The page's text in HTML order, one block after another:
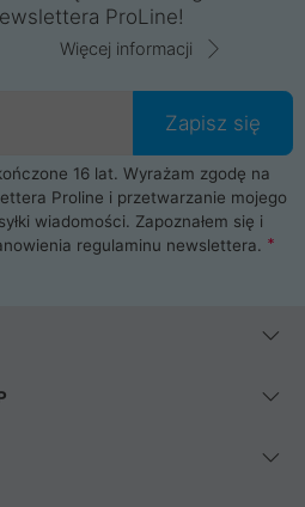
na terenie kraju. Cała
ProLine jest
zakup notebooka albo laptopa w
i pełne bezpieczeństwo.
i części komputerowe
płyty główne, pamięci,
pracownicy pomogą Ci wybrać
oraz obudowę do komputera.
najlepsze na rynku
jak Xiaomi, Apple, Samsung i
już to wszystko, możesz
ProLine!
Więcej informacji
Zapisz się
16 lat. Wyrażam zgodę na
Proline i przetwarzanie mojego
wiadomości. Zapoznałem się i
regulaminu newslettera.